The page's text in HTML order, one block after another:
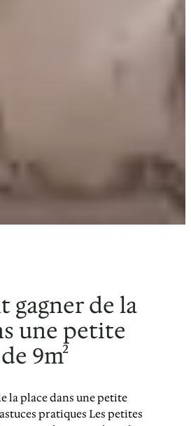
gagner de la
une petite
9m²
la place dans une petite
pratiques Les petites